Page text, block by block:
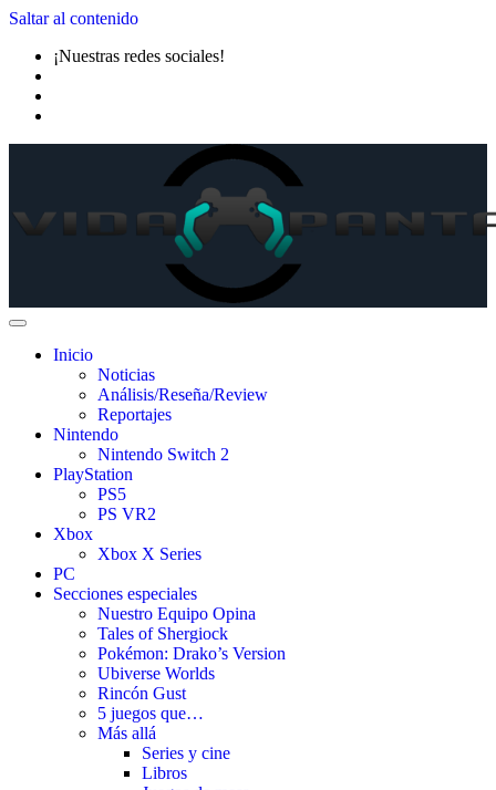
Saltar al contenido
¡Nuestras redes sociales!
Inicio
Noticias
Análisis/Reseña/Review
Reportajes
Nintendo
Nintendo Switch 2
PlayStation
PS5
PS VR2
Xbox
Xbox X Series
PC
Secciones especiales
Nuestro Equipo Opina
Tales of Shergiock
Pokémon: Drako’s Version
Ubiverse Worlds
Rincón Gust
5 juegos que…
Más allá
Series y cine
Libros